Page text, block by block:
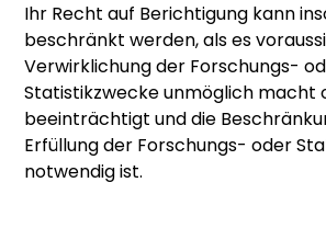
Ihr Recht auf Berichtigung kann
beschränkt werden, als es
Verwirklichung der Forschungs-
Statistikzwecke unmöglich macht
beeinträchtigt und die
Erfüllung der Forschungs- oder
notwendig ist.